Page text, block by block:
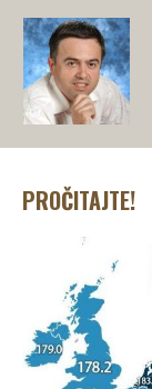
PROČITAJTE!